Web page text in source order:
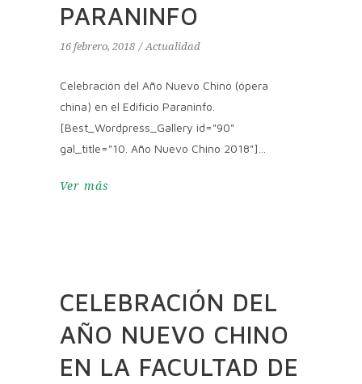
PARANINFO
16 febrero, 2018 Actualidad
Celebración del Año Nuevo Chino (ópera
china) en el Edificio Paraninfo.
[Best_Wordpress_Gallery id="90"
gal_title="10. Año Nuevo Chino 2018"]
Ver más
CELEBRACIÓN DEL
AÑO NUEVO CHINO
EN LA FACULTAD DE